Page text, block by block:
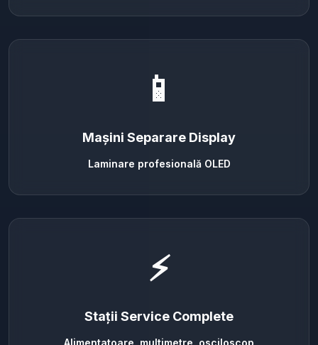
📱
Mașini Separare Display
Laminare profesională OLED
⚡
Stații Service Complete
Alimentatoare, multimetre, osciloscop